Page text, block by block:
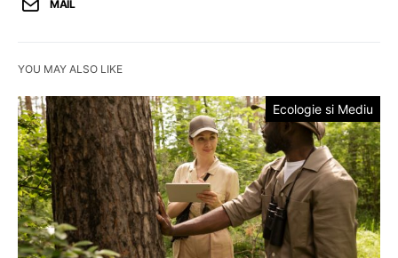
MAIL
YOU MAY ALSO LIKE
Ecologie si Mediu